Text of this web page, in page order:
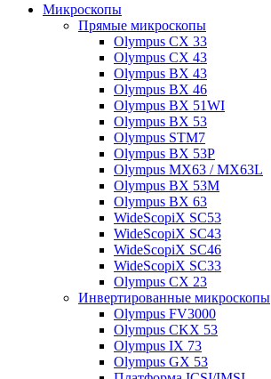
Микроскопы
Прямые микроскопы
Olympus CX 33
Olympus CX 43
Olympus BX 43
Olympus BX 46
Olympus BX 51WI
Olympus BX 53
Olympus STM7
Olympus BX 53P
Olympus MX63 / MX63L
Olympus BX 53M
Olympus BX 63
WideScopiX SC53
WideScopiX SC43
WideScopiX SC46
WideScopiX SC33
Olympus CX 23
Инвертированные микроскопы
Olympus FV3000
Olympus CKX 53
Olympus IX 73
Olympus GX 53